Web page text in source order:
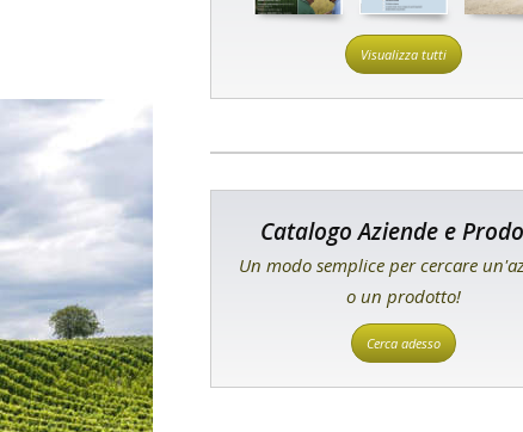
Visualizza tutti
Catalogo Aziende e
Un modo semplice per cercare
o un prodotto!
Cerca adesso